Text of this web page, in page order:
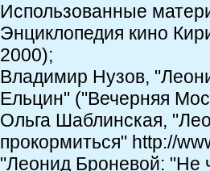
Использованные
Энциклопедия кино
2000);
Владимир Нузов,
Ельцин" ("Вечерняя
Ольга Шаблинская,
прокормиться" http://
"Леонид Броневой: "Не